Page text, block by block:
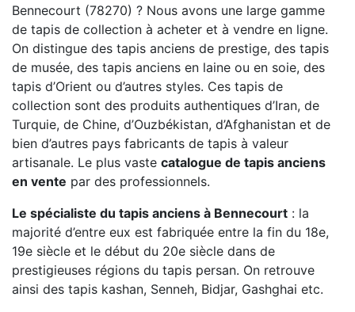
Bennecourt (78270) ? Nous avons une large gamme
de tapis de collection à acheter et à vendre en ligne.
On distingue des tapis anciens de prestige, des tapis
de musée, des tapis anciens en laine ou en soie, des
tapis d’Orient ou d’autres styles. Ces tapis de
collection sont des produits authentiques d’Iran, de
Turquie, de Chine, d’Ouzbékistan, d’Afghanistan et de
bien d’autres pays fabricants de tapis à valeur
artisanale. Le plus vaste catalogue de tapis anciens
en vente par des professionnels.
Le spécialiste du tapis anciens à Bennecourt : la
majorité d’entre eux est fabriquée entre la fin du 18e,
19e siècle et le début du 20e siècle dans de
prestigieuses régions du tapis persan. On retrouve
ainsi des tapis kashan, Senneh, Bidjar, Gashghai etc.